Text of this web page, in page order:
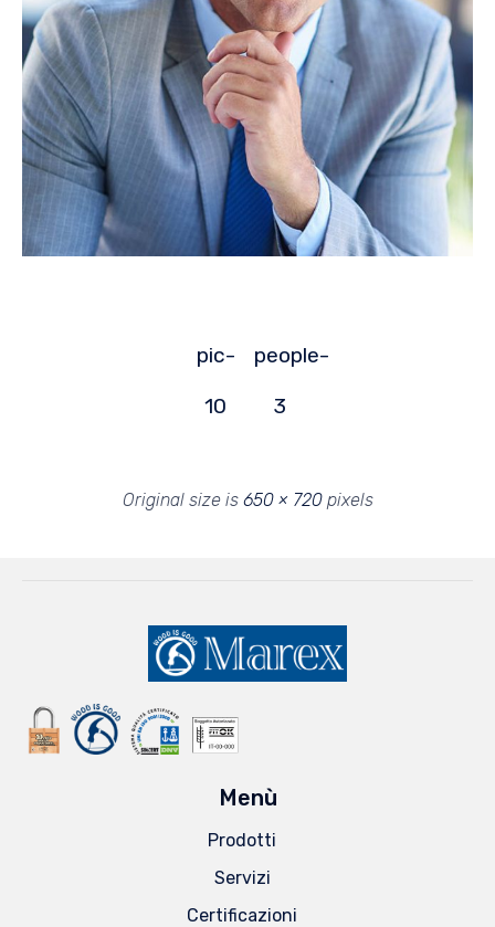
pic-
10
people-
3
Original size is 650 × 720pixels
Menù
Prodotti
Servizi
Certificazioni